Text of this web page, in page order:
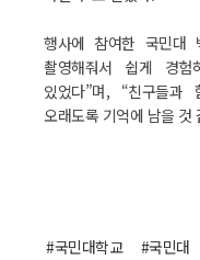
행사에 참여한 국민대
촬영해줘서 쉽게 경
있었다”며, “친구들
오래도록 기억에 남을 것
#국민대학교 #국민대